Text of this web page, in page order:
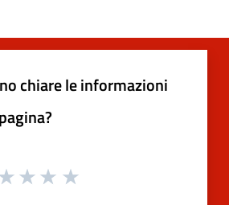
chiare le informazioni